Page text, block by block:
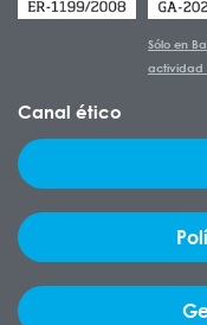
Sólo en
actividad
Canal ético